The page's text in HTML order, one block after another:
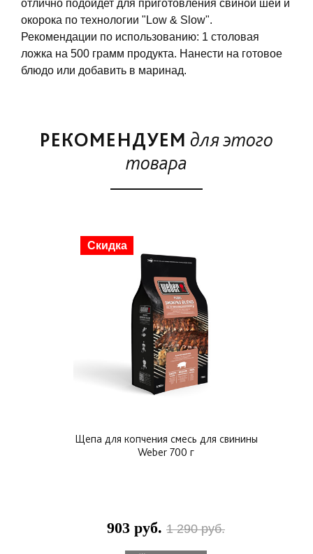
отлично подойдет для приготовления свиной шеи и
окорока по технологии "Low & Slow".
Рекомендации по использованию: 1 столовая
ложка на 500 грамм продукта. Нанести на готовое
блюдо или добавить в маринад.
РЕКОМЕНДУЕМ для этого
товара
Скидка
Щепа для копчения смесь для свинины
Weber 700 г
903 руб. 1 290 руб.